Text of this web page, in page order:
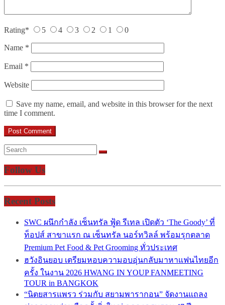
Rating* 5 4 3 2 1 0
Name *
Email *
Website
Save my name, email, and website in this browser for the next
time I comment.
Follow Us
Recent Posts
SWC ผนึกกำลัง เซ็นทรัล ฟู้ด รีเทล เปิดตัว ‘The Goody’ ที่
ท็อปส์ สาขาแรก ณ เซ็นทรัล นอร์ทวิลล์ พร้อมรุกตลาด
Premium Pet Food & Pet Grooming ทั่วประเทศ
ฮวังอินยอบ เตรียมหอบความอบอุ่นกลับมาหาแฟนไทยอีก
ครั้ง ในงาน 2026 HWANG IN YOUP FANMEETING
TOUR in BANGKOK
“นิตยสารแพรว ร่วมกับ สยามพารากอน” จัดงานแถลง